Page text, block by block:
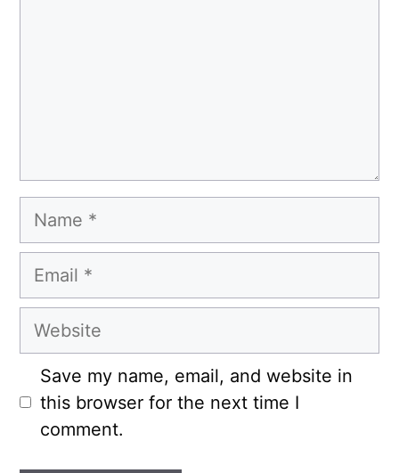
Name
Email
Website
Save my name, email, and website in
this browser for the next time I
comment.